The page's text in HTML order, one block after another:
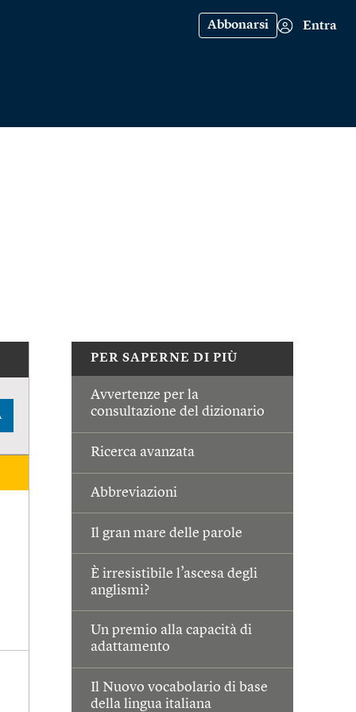
Abbonarsi Entra
PER SAPERNE DI PIÙ
Avvertenze per la
consultazione del dizionario
Ricerca avanzata
Abbreviazioni
Il gran mare delle parole
È irresistibile l’ascesa degli
anglismi?
Un premio alla capacità di
adattamento
Il Nuovo vocabolario di base
della lingua italiana